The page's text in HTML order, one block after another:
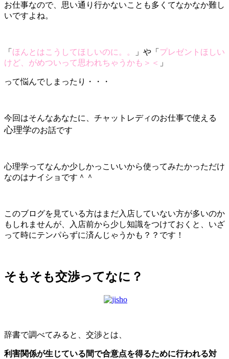
お仕事なので、思い通り行かないことも多くてなかなか難し
いですよね。
「 ほんとはこうしてほしいのに。。 」や「 プレゼントほしい
けど、がめついって思われちゃうかも＞＜ 」
って悩んでしまったり・・・
今回はそんなあなたに、チャットレディのお仕事で使える
心理学のお話です
心理学ってなんか少しかっこいいから使ってみたかっただけ
なのはナイショです＾＾
このブログを見ている方はまだ入店していない方が多いのか
もしれませんが、入店前から少し知識をつけておくと、いざ
って時にテンパらずに済んじゃうかも？？です！
そもそも交渉ってなに？
辞書で調べてみると、交渉とは、
利害関係が生じている間で合意点を得るために行われる対